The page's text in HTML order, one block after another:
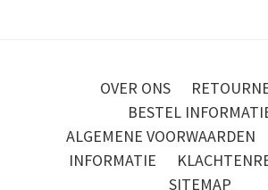
OVER ONS
BESTEL
ALGEMENE VOORWAARDEN
INFORMATIE
SITEMAP